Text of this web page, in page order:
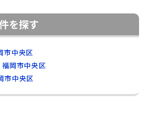
を探す
市中央区
福岡市中央区
市中央区